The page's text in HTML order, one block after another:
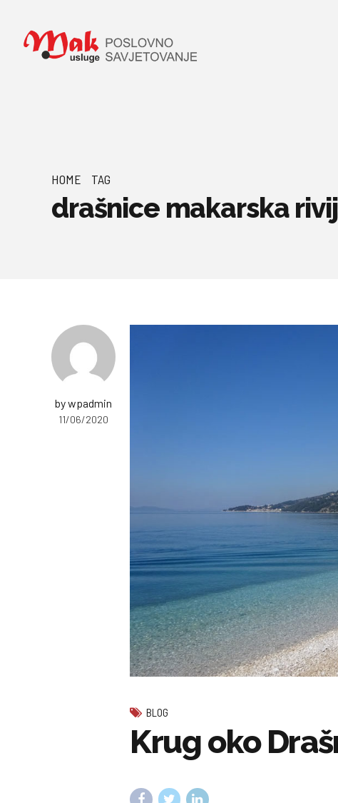
HOME TAG
drašnice makarska
by wpadmin
11/06/2020
BLOG
Krug oko